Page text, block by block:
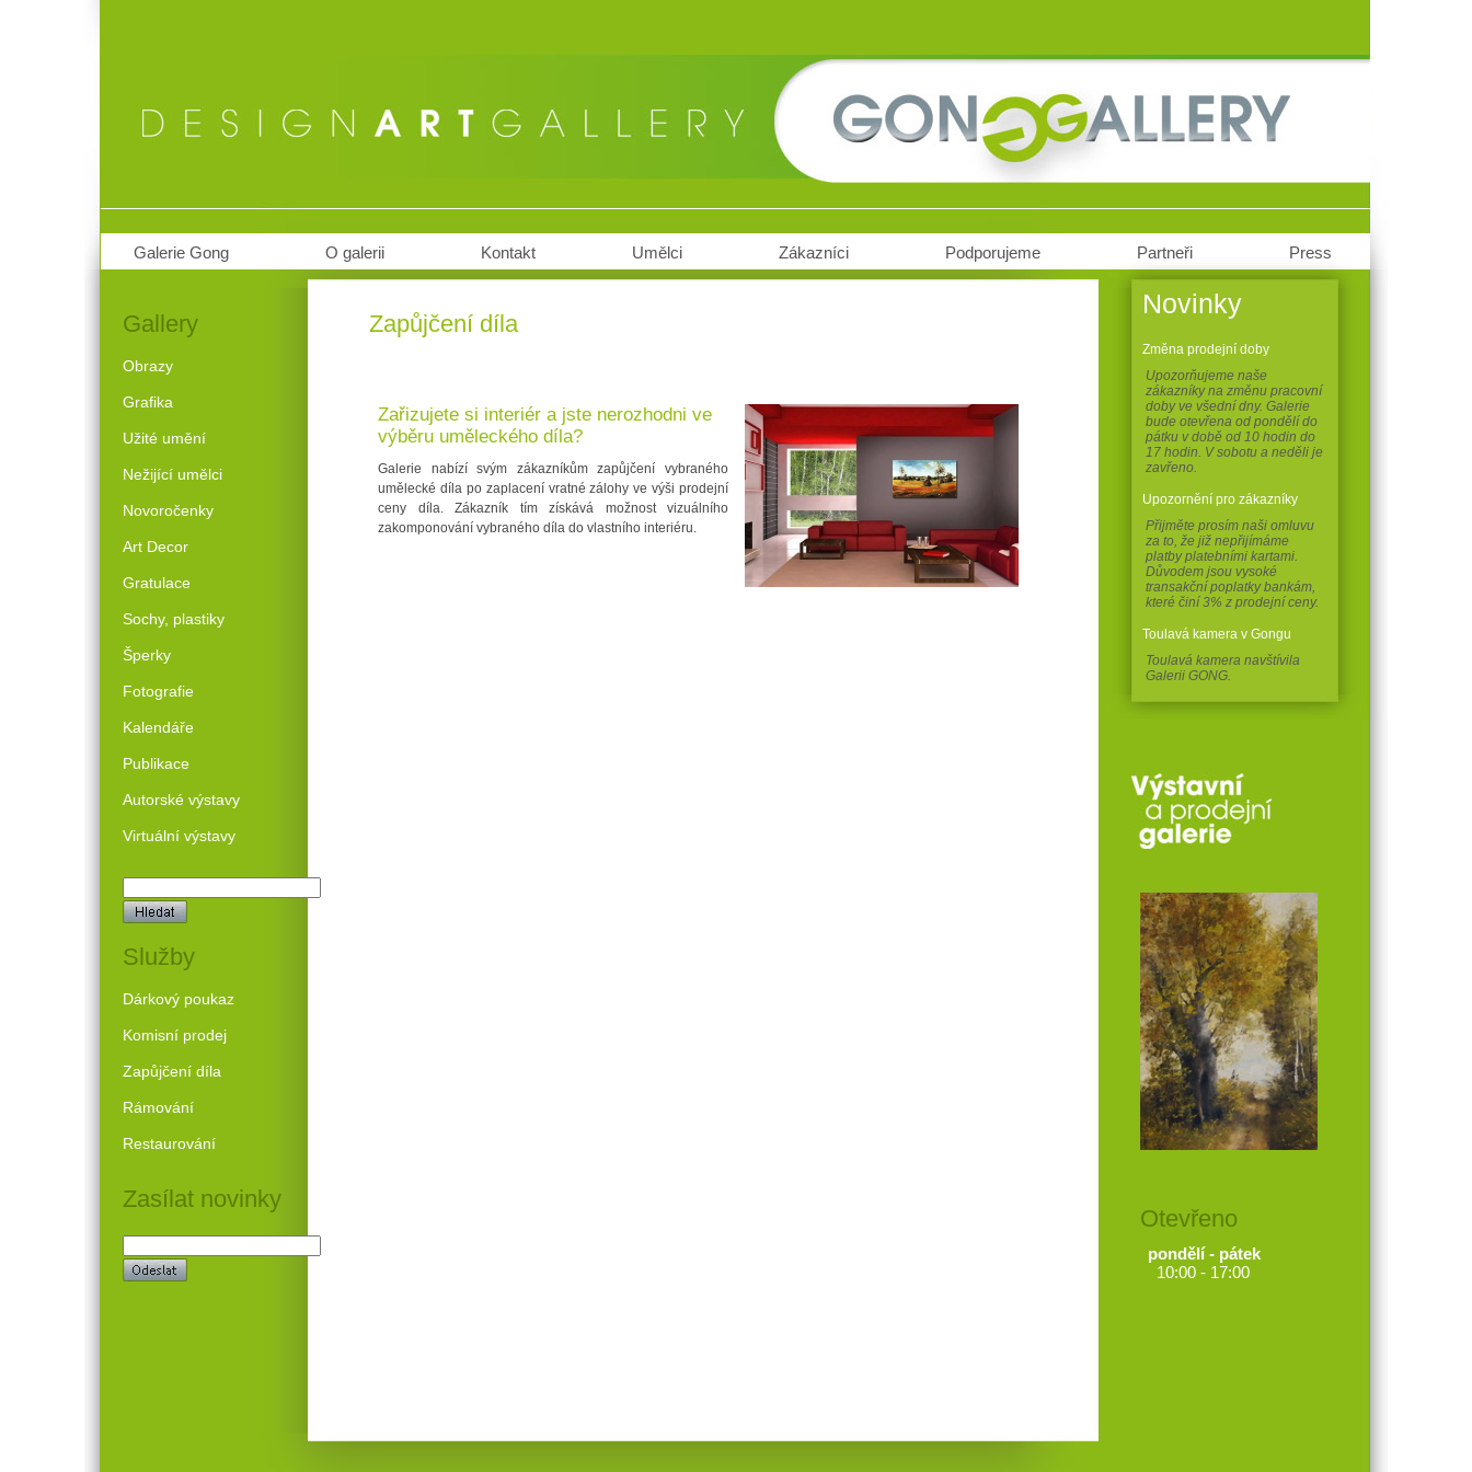
Galerie Gong O galerii Kontakt Umělci Zákazníci Podporujeme Partneři Press
Gallery
Obrazy
Grafika
Užité umění
Nežijící umělci
Novoročenky
Art Decor
Gratulace
Sochy, plastiky
Šperky
Fotografie
Kalendáře
Publikace
Autorské výstavy
Virtuální výstavy
Služby
Dárkový poukaz
Komisní prodej
Zapůjčení díla
Rámování
Restaurování
Zasílat novinky
Zapůjčení díla
Zařizujete si interiér a jste nerozhodni ve
výběru uměleckého díla?
Galerie nabízí svým zákazníkům zapůjčení vybraného
umělecké díla po zaplacení vratné zálohy ve výši prodejní
ceny díla. Zákazník tím získává možnost vizuálního
zakomponování vybraného díla do vlastního interiéru.
Novinky
Změna prodejní doby
Upozorňujeme naše
zákazníky na změnu pracovní
doby ve všední dny. Galerie
bude otevřena od pondělí do
pátku v době od 10 hodin do
17 hodin. V sobotu a neděli je
zavřeno.
Upozornění pro zákazníky
Přijměte prosím naši omluvu
za to, že již nepřijímáme
platby platebními kartami.
Důvodem jsou vysoké
transakční poplatky bankám,
které činí 3% z prodejní ceny.
Toulavá kamera v Gongu
Toulavá kamera navštívila
Galerii GONG.
Otevřeno
pondělí - pátek
10:00 - 17:00